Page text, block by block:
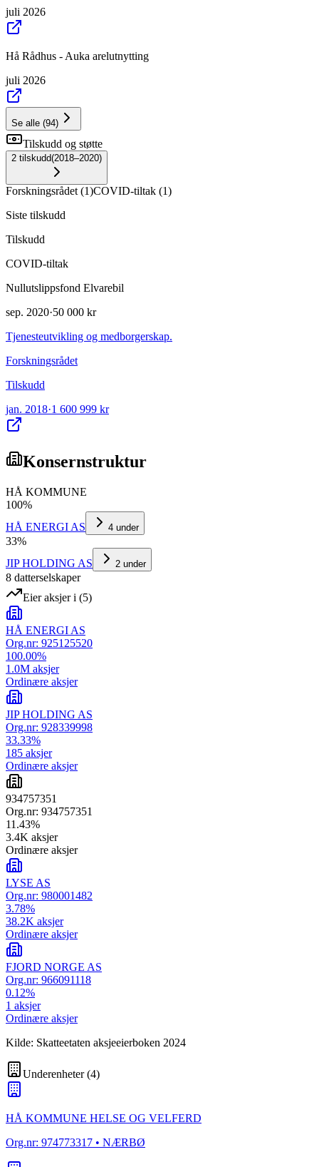
juli 2026
Hå Rådhus - Auka arelutnytting
juli 2026
Se alle (94)
Tilskudd og støtte
2 tilskudd(2018–2020)
Forskningsrådet (1)COVID-tiltak (1)
Siste tilskudd
Tilskudd
COVID-tiltak
Nullutslippsfond Elvarebil
sep. 2020·50 000 kr
Tjenesteutvikling og medborgerskap.
Forskningsrådet
Tilskudd
jan. 2018·1 600 999 kr
Konsernstruktur
HÅ KOMMUNE
100%
HÅ ENERGI AS
4 under
33%
JIP HOLDING AS
2 under
8 datterselskaper
Eier aksjer i (5)
HÅ ENERGI AS
Org.nr: 925125520
100.00%
1.0M aksjer
Ordinære aksjer
JIP HOLDING AS
Org.nr: 928339998
33.33%
185 aksjer
Ordinære aksjer
934757351
Org.nr: 934757351
11.43%
3.4K aksjer
Ordinære aksjer
LYSE AS
Org.nr: 980001482
3.78%
38.2K aksjer
Ordinære aksjer
FJORD NORGE AS
Org.nr: 966091118
0.12%
1 aksjer
Ordinære aksjer
Kilde: Skatteetaten aksjeeierboken 2024
Underenheter(4)
HÅ KOMMUNE HELSE OG VELFERD
Org.nr: 974773317 • NÆRBØ